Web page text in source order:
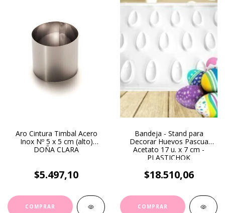
Aro Cintura Timbal Acero
Inox Nº 5 x 5 cm (alto)
DOÑA CLARA
$5.497,10
Bandeja - Stand para
Decorar Huevos Pascua
Acetato 17 u. x 7 cm -
PLASTICHOK
$18.510,06